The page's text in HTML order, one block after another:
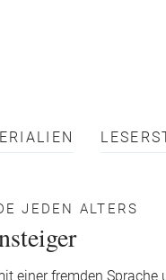
JEDEN ALTERS
einer fremden